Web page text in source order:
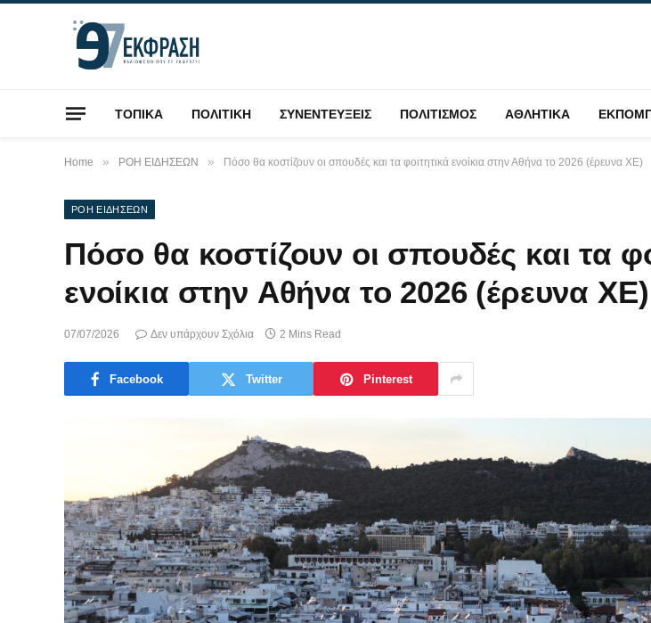
ΤΟΠΙΚΑ ΠΟΛΙΤΙΚΗ ΣΥΝΕΝΤΕΥΞΕΙΣ ΠΟΛΙΤΙΣΜΟΣ ΑΘΛΗΤΙΚΑ
Home » ΡΟΗ ΕΙΔΗΣΕΩΝ » Πόσο θα κοστίζουν οι σπουδές και τα φοιτητικά ενοίκια στην Αθήνα το 2026 (έρευνα ΧΕ)
ΡΟΗ ΕΙΔΗΣΕΩΝ
Πόσο θα κοστίζουν οι σπουδές και τα
ενοίκια στην Αθήνα το 2026 (έρευνα ΧΕ)
07/07/2026 Δεν υπάρχουν Σχόλια 2 Mins Read
Facebook Twitter Pinterest